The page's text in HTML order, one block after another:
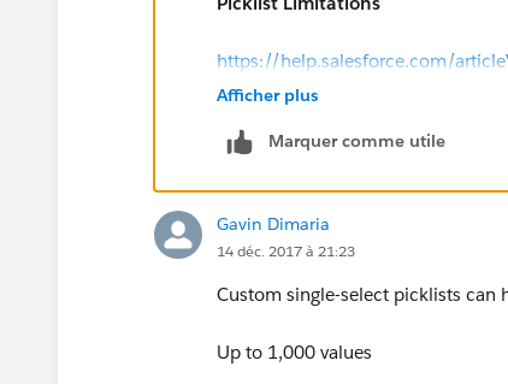
https://help.salesforce.com/
1. Allowing a User to select one or
2. SUCKING
I forget the third one...
Afficher plus
Marquer comme utile
Gavin Dimaria
14 déc. 2017 à 21:23
Custom single-select picklists can
Up to 1,000 values